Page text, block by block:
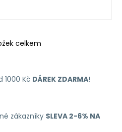
O
á
c
celkem
1000 Kč DÁREK ZDARMA!
zákazníky SLEVA 2-6% NA